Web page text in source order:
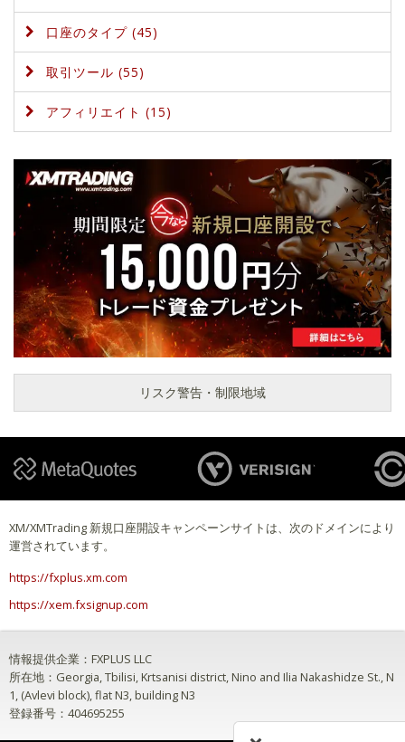
口座のタイプ (45)
取引ツール (55)
アフィリエイト (15)
リスク警告・制限地域
XM/XMTrading 新規口座開設キャンペーンサイトは、次のドメインにより
運営されています。
https://fxplus.xm.com
https://xem.fxsignup.com
情報提供企業：FXPLUS LLC
所在地：Georgia, Tbilisi, Krtsanisi district, Nino and Ilia Nakashidze St., N
1, (Avlevi block), flat N3, building N3
登録番号：404695255